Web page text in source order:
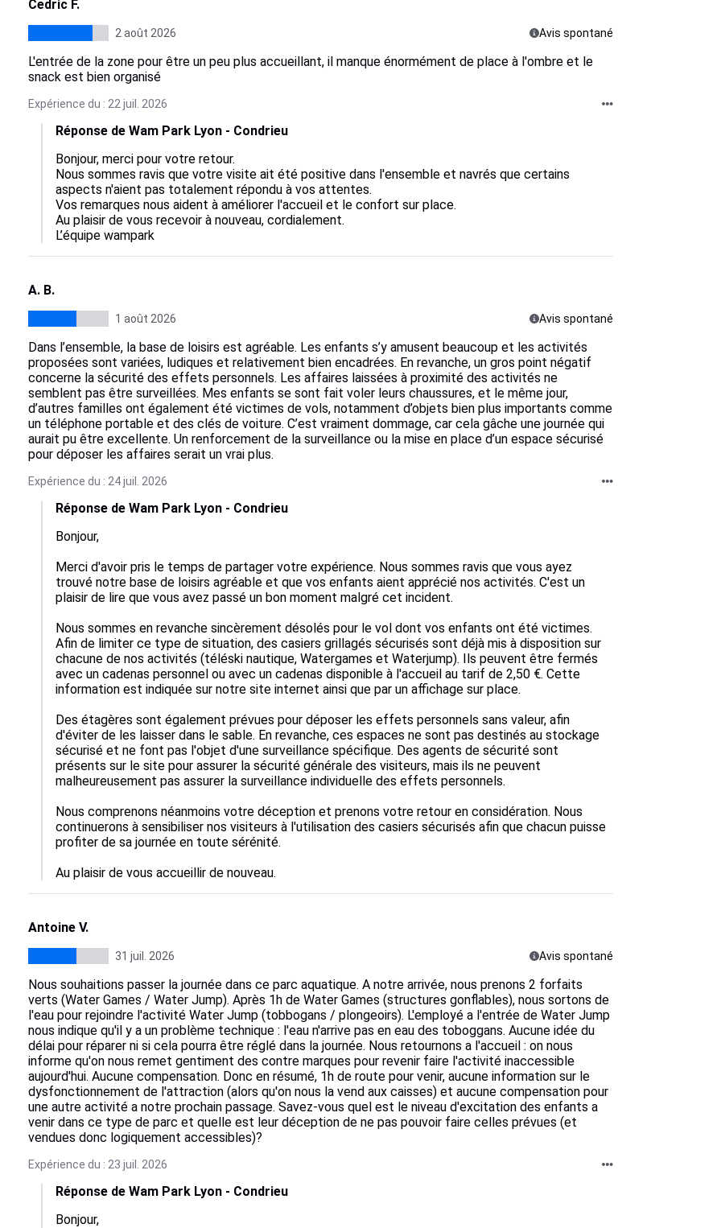
Cedric F.
2 août 2026 Avis spontané
L'entrée de la zone pour être un peu plus accueillant, il manque énormément de place à l'ombre et le
snack est bien organisé
Expérience du : 22 juil. 2026
Réponse de Wam Park Lyon - Condrieu
Bonjour, merci pour votre retour.
Nous sommes ravis que votre visite ait été positive dans l'ensemble et navrés que certains
aspects n'aient pas totalement répondu à vos attentes.
Vos remarques nous aident à améliorer l'accueil et le confort sur place.
Au plaisir de vous recevoir à nouveau, cordialement.
L’équipe wampark
A. B.
1 août 2026 Avis spontané
Dans l’ensemble, la base de loisirs est agréable. Les enfants s’y amusent beaucoup et les activités
proposées sont variées, ludiques et relativement bien encadrées. En revanche, un gros point négatif
concerne la sécurité des effets personnels. Les affaires laissées à proximité des activités ne
semblent pas être surveillées. Mes enfants se sont fait voler leurs chaussures, et le même jour,
d’autres familles ont également été victimes de vols, notamment d’objets bien plus importants comme
un téléphone portable et des clés de voiture. C’est vraiment dommage, car cela gâche une journée qui
aurait pu être excellente. Un renforcement de la surveillance ou la mise en place d’un espace sécurisé
pour déposer les affaires serait un vrai plus.
Expérience du : 24 juil. 2026
Réponse de Wam Park Lyon - Condrieu
Bonjour,
Merci d'avoir pris le temps de partager votre expérience. Nous sommes ravis que vous ayez
trouvé notre base de loisirs agréable et que vos enfants aient apprécié nos activités. C'est un
plaisir de lire que vous avez passé un bon moment malgré cet incident.
Nous sommes en revanche sincèrement désolés pour le vol dont vos enfants ont été victimes.
Afin de limiter ce type de situation, des casiers grillagés sécurisés sont déjà mis à disposition sur
chacune de nos activités (téléski nautique, Watergames et Waterjump). Ils peuvent être fermés
avec un cadenas personnel ou avec un cadenas disponible à l'accueil au tarif de 2,50 €. Cette
information est indiquée sur notre site internet ainsi que par un affichage sur place.
Des étagères sont également prévues pour déposer les effets personnels sans valeur, afin
d'éviter de les laisser dans le sable. En revanche, ces espaces ne sont pas destinés au stockage
sécurisé et ne font pas l'objet d'une surveillance spécifique. Des agents de sécurité sont
présents sur le site pour assurer la sécurité générale des visiteurs, mais ils ne peuvent
malheureusement pas assurer la surveillance individuelle des effets personnels.
Nous comprenons néanmoins votre déception et prenons votre retour en considération. Nous
continuerons à sensibiliser nos visiteurs à l'utilisation des casiers sécurisés afin que chacun puisse
profiter de sa journée en toute sérénité.
Au plaisir de vous accueillir de nouveau.
Antoine V.
31 juil. 2026 Avis spontané
Nous souhaitions passer la journée dans ce parc aquatique. A notre arrivée, nous prenons 2 forfaits
verts (Water Games / Water Jump). Après 1h de Water Games (structures gonflables), nous sortons de
l'eau pour rejoindre l'activité Water Jump (tobbogans / plongeoirs). L'employé a l'entrée de Water Jump
nous indique qu'il y a un problème technique : l'eau n'arrive pas en eau des toboggans. Aucune idée du
délai pour réparer ni si cela pourra être réglé dans la journée. Nous retournons a l'accueil : on nous
informe qu'on nous remet gentiment des contre marques pour revenir faire l'activité inaccessible
aujourd'hui. Aucune compensation. Donc en résumé, 1h de route pour venir, aucune information sur le
dysfonctionnement de l'attraction (alors qu'on nous la vend aux caisses) et aucune compensation pour
une autre activité a notre prochain passage. Savez-vous quel est le niveau d'excitation des enfants a
venir dans ce type de parc et quelle est leur déception de ne pas pouvoir faire celles prévues (et
vendues donc logiquement accessibles)?
Expérience du : 23 juil. 2026
Réponse de Wam Park Lyon - Condrieu
Bonjour,